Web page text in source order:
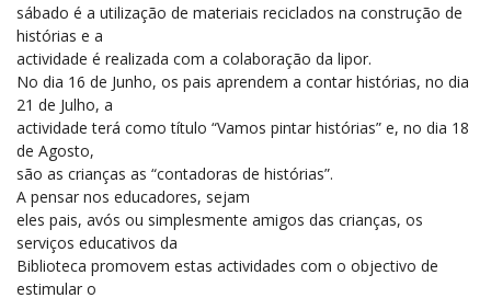
sábado é a utilização de materiais reciclados na construção de
histórias e a
actividade é realizada com a colaboração da lipor.
No dia 16 de Junho, os pais aprendem a contar histórias, no dia
21 de Julho, a
actividade terá como título “Vamos pintar histórias” e, no dia 18
de Agosto,
são as crianças as “contadoras de histórias”.
A pensar nos educadores, sejam
eles pais, avós ou simplesmente amigos das crianças, os
serviços educativos da
Biblioteca promovem estas actividades com o objectivo de
estimular o